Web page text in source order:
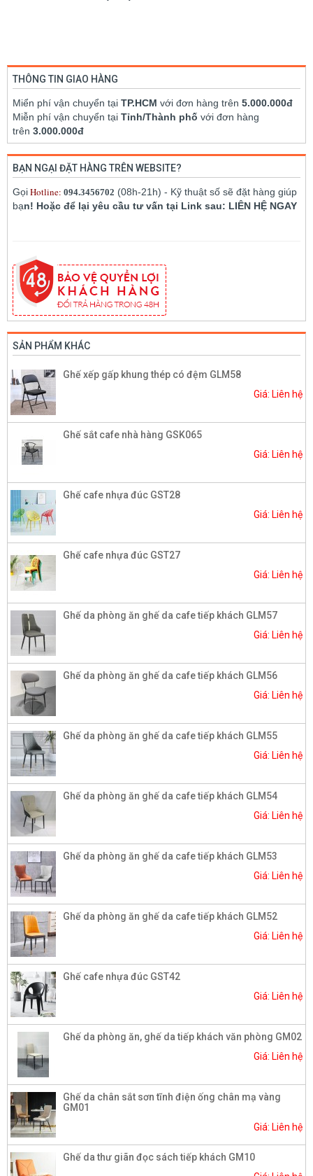
THÔNG TIN GIAO HÀNG
Miển phí vận chuyển tại TP.HCM với đơn hàng trên 5.000.000đ
Miễn phí vận chuyển tại Tỉnh/Thành phố với đơn hàng
trên 3.000.000đ
BẠN NGẠI ĐẶT HÀNG TRÊN WEBSITE?
GọiHotline: 094.3456702 (08h-21h) - Kỹ thuật số sẽ đặt hàng giúp
bạn! Hoặc để lại yêu cầu tư vấn tại Link sau: LIÊN HỆ NGAY
SẢN PHẨM KHÁC
Ghế xếp gấp khung thép có đệm GLM58
Giá: Liên hệ
Ghế sắt cafe nhà hàng GSK065
Giá: Liên hệ
Ghế cafe nhựa đúc GST28
Giá: Liên hệ
Ghế cafe nhựa đúc GST27
Giá: Liên hệ
Ghế da phòng ăn ghế da cafe tiếp khách GLM57
Giá: Liên hệ
Ghế da phòng ăn ghế da cafe tiếp khách GLM56
Giá: Liên hệ
Ghế da phòng ăn ghế da cafe tiếp khách GLM55
Giá: Liên hệ
Ghế da phòng ăn ghế da cafe tiếp khách GLM54
Giá: Liên hệ
Ghế da phòng ăn ghế da cafe tiếp khách GLM53
Giá: Liên hệ
Ghế da phòng ăn ghế da cafe tiếp khách GLM52
Giá: Liên hệ
Ghế cafe nhựa đúc GST42
Giá: Liên hệ
Ghế da phòng ăn, ghế da tiếp khách văn phòng GM02
Giá: Liên hệ
Ghế da chân sắt sơn tĩnh điện ống chân mạ vàng
GM01
Giá: Liên hệ
Ghế da thư giãn đọc sách tiếp khách GM10